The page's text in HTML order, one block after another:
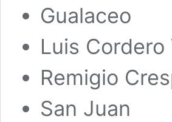
Gualaceo
Luis Cordero
Remigio
San Juan